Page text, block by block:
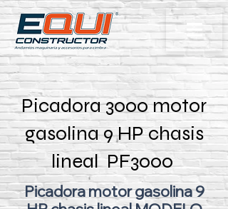
Picadora 3000 motor
gasolina 9 HP chasis
lineal PF3000
Picadora motor gasolina 9